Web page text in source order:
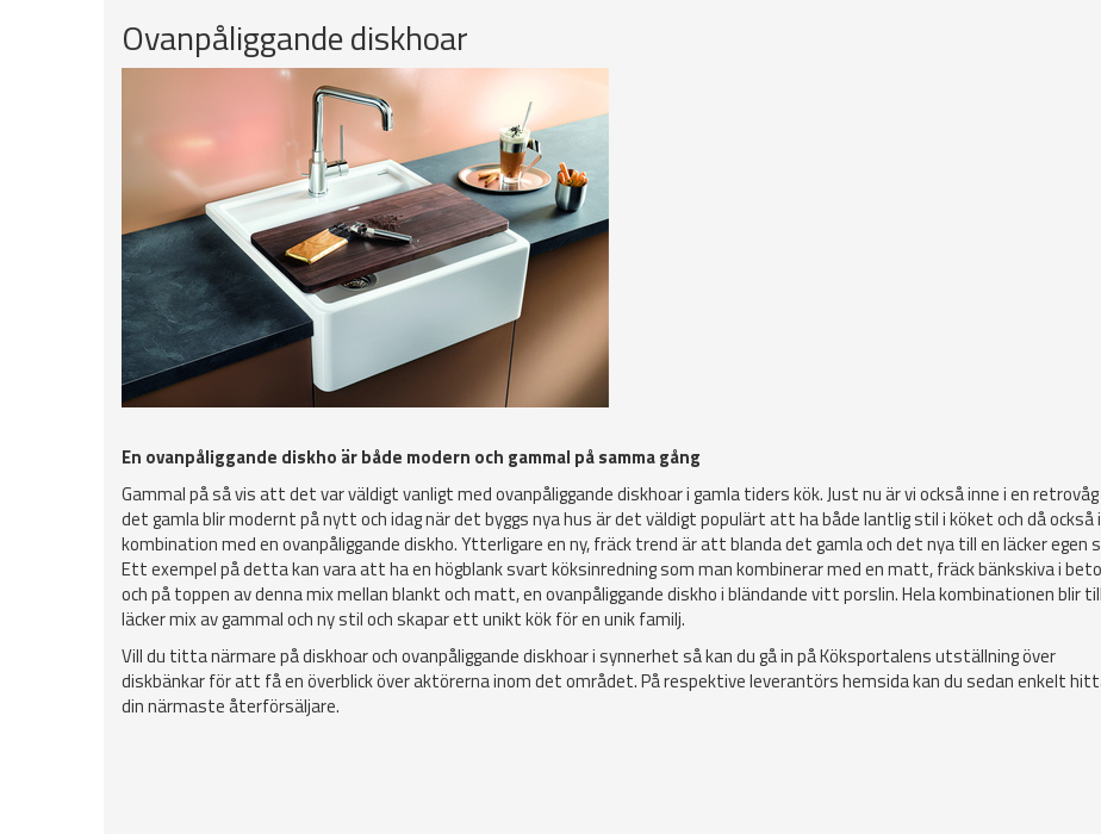
Ovanpåliggande diskhoar
En ovanpåliggande diskho är både modern och gammal på samma gång
Gammal på så vis att det var väldigt vanligt med ovanpåliggande diskhoar i gamla tiders kök. Just nu är vi också inne i en
det gamla blir modernt på nytt och idag när det byggs nya hus är det väldigt populärt att ha både lantlig stil i köket och då också i
kombination med en ovanpåliggande diskho. Ytterligare en ny, fräck trend är att blanda det gamla och det nya till en läcker egen
Ett exempel på detta kan vara att ha en högblank svart köksinredning som man kombinerar med en matt, fräck bänkskiva i
och på toppen av denna mix mellan blankt och matt, en ovanpåliggande diskho i bländande vitt porslin. Hela kombinationen blir
läcker mix av gammal och ny stil och skapar ett unikt kök för en unik familj.
Vill du titta närmare på diskhoar och ovanpåliggande diskhoar i synnerhet så kan du gå in på Köksportalens utställning över
diskbänkar för att få en överblick över aktörerna inom det området. På respektive leverantörs hemsida kan du sedan enkelt
din närmaste återförsäljare.